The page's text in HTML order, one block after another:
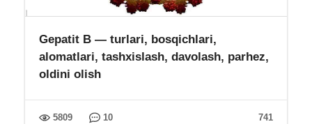
Gepatit B — turlari, bosqichlari,
alomatlari, tashxislash, davolash, parhez,
oldini olish
741
5809 10